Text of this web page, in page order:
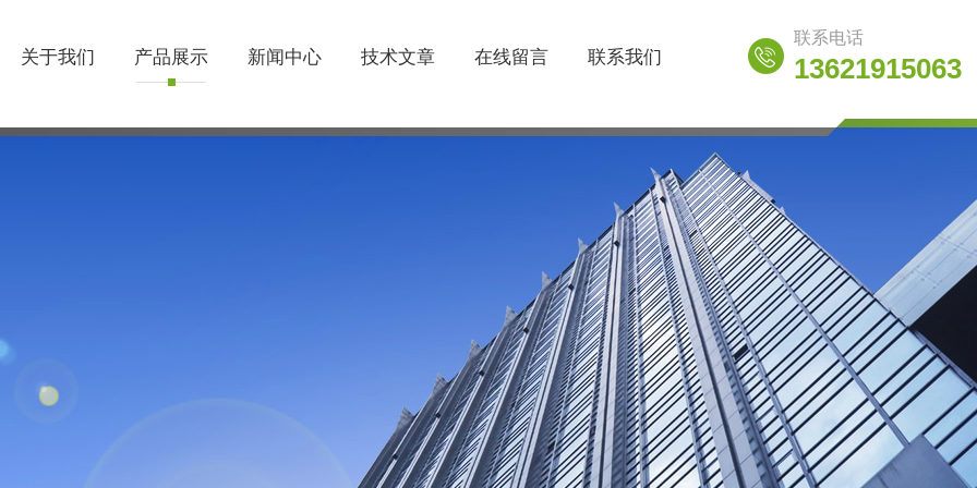
关于我们 产品展示 新闻中心 技术文章 在线留言 联系我们
联系电话
13621915063